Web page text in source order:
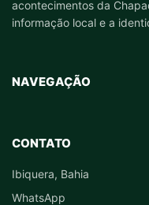
acontecimentos da
informação local e a
NAVEGAÇÃO
CONTATO
Ibiquera, Bahia
WhatsApp